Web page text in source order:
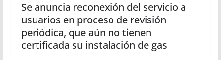
Se anuncia reconexión del servicio a
usuarios en proceso de revisión
periódica, que aún no tienen
certificada su instalación de gas